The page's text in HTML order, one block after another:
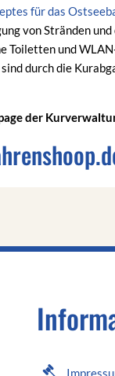
für das
von Stränden
Toiletten und
durch die
der